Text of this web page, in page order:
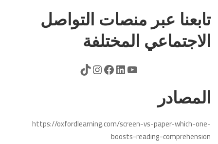
تابعنا عبر منصات التواصل
الاجتماعي المختلفة
المصادر
https://oxfordlearning.com/screen-vs-paper-which-one-
boosts-reading-comprehension